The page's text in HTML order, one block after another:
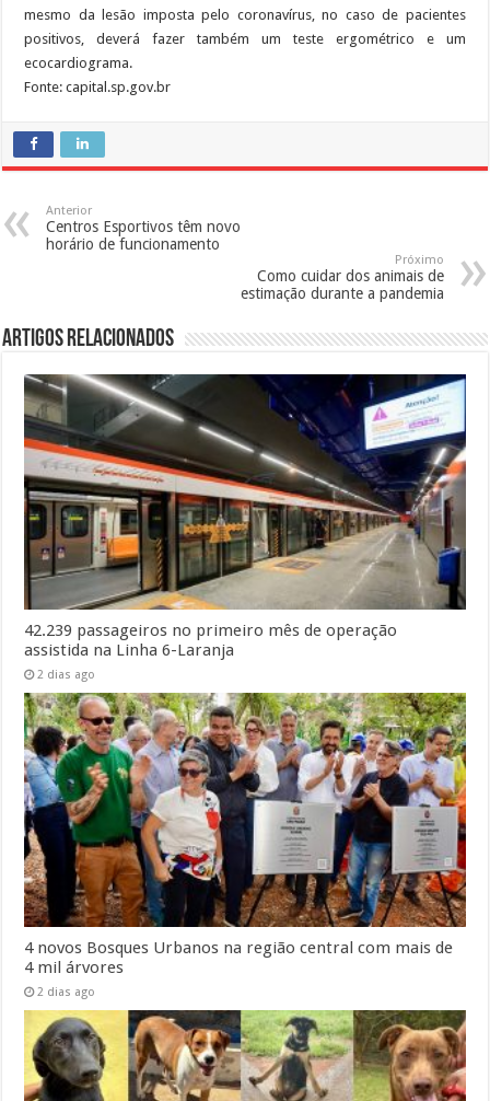
mesmo da lesão imposta pelo coronavírus, no caso de pacientes
positivos, deverá fazer também um teste ergométrico e um
ecocardiograma.
Fonte: capital.sp.gov.br
Anterior
Centros Esportivos têm novo
horário de funcionamento
Próximo
Como cuidar dos animais de
estimação durante a pandemia
Artigos Relacionados
42.239 passageiros no primeiro mês de operação
assistida na Linha 6-Laranja
2 dias ago
4 novos Bosques Urbanos na região central com mais de
4 mil árvores
2 dias ago